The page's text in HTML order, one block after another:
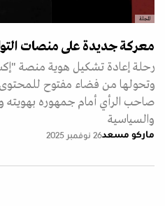
المجلة
معركة جديدة على منصات
رحلة إعادة تشكيل هوية منصة
وتحولها من فضاء مفتوح
صاحب الرأي أمام جمهوره بهويته
والسياسية
ماركو مسعد26 نوفمبر 2025